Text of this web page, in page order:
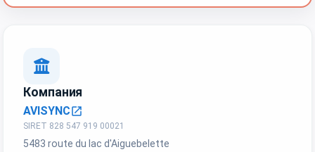
Компания
AVISYNCopen_in_new
SIRET 828 547 919 00021
5483 route du lac d'Aiguebelette